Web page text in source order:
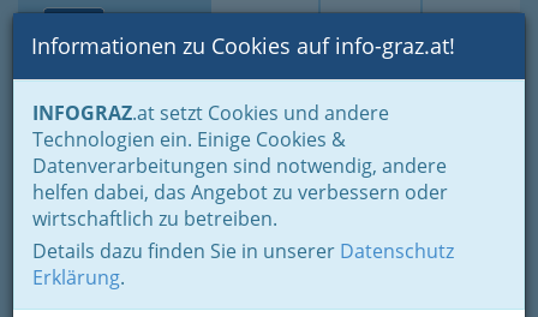
Suche Login Toggle
Informationen zu Cookies auf info-graz.at!
INFOGRAZ.at setzt Cookies und andere
Technologien ein. Einige Cookies &
Datenverarbeitungen sind notwendig, andere
helfen dabei, das Angebot zu verbessern oder
wirtschaftlich zu betreiben.
Details dazu finden Sie in unserer Datenschutz
Erklärung.
Home Branchen
Tourismus - Reisen - Ausflüge
Ausflüge nahe Graz - Sehenswürdigkeiten, Sport, Erlebnis
Steiermark
Kultur-Ausflüge
Märchenwald Steiermark
Erlebnisgasthof Sonnenhof, 8756 St. Georgen ob
Judenburg
+43 3583 2116